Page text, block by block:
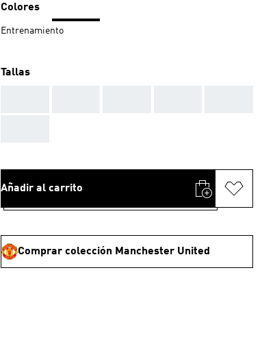
Colores
Entrenamiento
Tallas
Añadir al carrito
Comprar colección Manchester United